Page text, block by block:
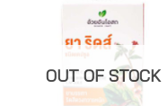
OUT OF STOCK